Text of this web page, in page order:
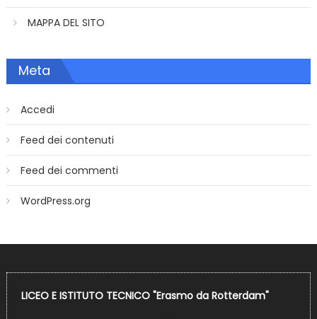
MAPPA DEL SITO
Meta
Accedi
Feed dei contenuti
Feed dei commenti
WordPress.org
LICEO E ISTITUTO TECNICO "Erasmo da Rotterdam"